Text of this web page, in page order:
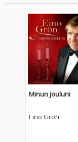
Minun jouluni
Eino Grön